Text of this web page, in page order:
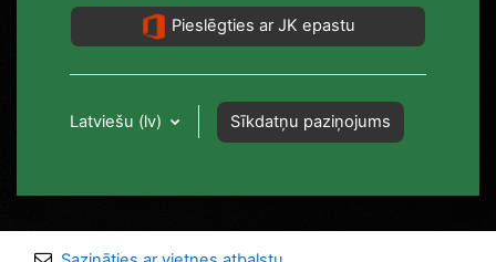
Pieslēgties ar JK epastu
Latviešu ‎(lv)‎ Sīkdatņu paziņojums